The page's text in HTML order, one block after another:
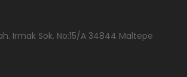
Irmak Sok. No:15/A 34844 Maltepe